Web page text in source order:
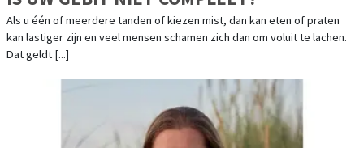
Als u één of meerdere tanden of kiezen mist, dan kan eten of praten
kan lastiger zijn en veel mensen schamen zich dan om voluit te lachen.
Dat geldt [...]